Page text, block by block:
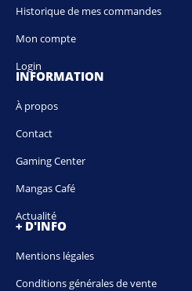
Historique de mes commandes
Mon compte
Login
INFORMATION
À propos
Contact
Gaming Center
Mangas Café
Actualité
+ D'INFO
Mentions légales
Conditions générales de vente